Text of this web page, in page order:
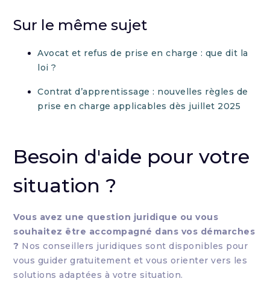
Sur le même sujet
Avocat et refus de prise en charge : que dit la
loi ?
Contrat d’apprentissage : nouvelles règles de
prise en charge applicables dès juillet 2025
Besoin d'aide pour votre
situation ?
Vous avez une question juridique ou vous
souhaitez être accompagné dans vos démarches
? Nos conseillers juridiques sont disponibles pour
vous guider gratuitement et vous orienter vers les
solutions adaptées à votre situation.